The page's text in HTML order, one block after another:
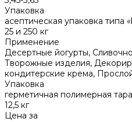
Упаковка
асептическая упаковка типа
25 и 250 кг
Применение
Десертные йогурты,
Творожные изделия,
кондитерские крема,
Упаковка
герметичная полимерная
12,5 кг
Цена за